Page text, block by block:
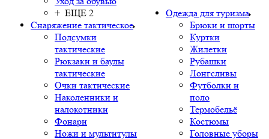
+ ЕЩЕ 2
Снаряжение тактическое
Подсумки
тактические
Рюкзаки и баулы
тактические
Очки тактические
Наколенники и
налокотники
Фонари
Ножи и мультитулы
Одежда для туризма
Брюки и шорты
Куртки
Жилетки
Рубашки
Лонгсливы
Футболки и
поло
Термобельё
Костюмы
Головные уборы